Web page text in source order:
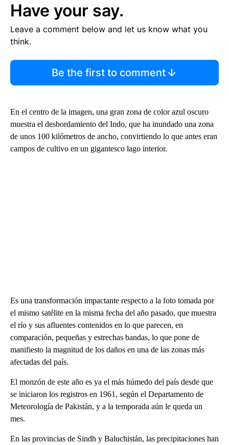
Have your say.
Leave a comment below and let us know what you
think.
Be the first to comment
En el centro de la imagen, una gran zona de color azul oscuro
muestra el desbordamiento del Indo, que ha inundado una zona
de unos 100 kilómetros de ancho, convirtiendo lo que antes eran
campos de cultivo en un gigantesco lago interior.
Es una transformación impactante respecto a la foto tomada por
el mismo satélite en la misma fecha del año pasado, que muestra
el río y sus afluentes contenidos en lo que parecen, en
comparación, pequeñas y estrechas bandas, lo que pone de
manifiesto la magnitud de los daños en una de las zonas más
afectadas del país.
El monzón de este año es ya el más húmedo del país desde que
se iniciaron los registros en 1961, según el Departamento de
Meteorología de Pakistán, y a la temporada aún le queda un
mes.
En las provincias de Sindh y Baluchistán, las precipitaciones han